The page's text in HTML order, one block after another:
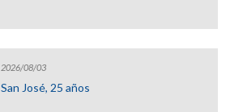
2026/08/03
San José, 25 años